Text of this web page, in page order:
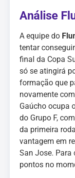
Análise
A equipe do
tentar
final da Copa
só se atingirá
formação que
novamente
Gaúcho ocupa
do Grupo F,
da primeira
vantagem em
San Jose. Para
pontos no